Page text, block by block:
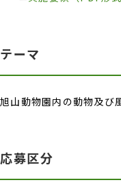
テーマ
旭山動物園内の動物及び
応募区分